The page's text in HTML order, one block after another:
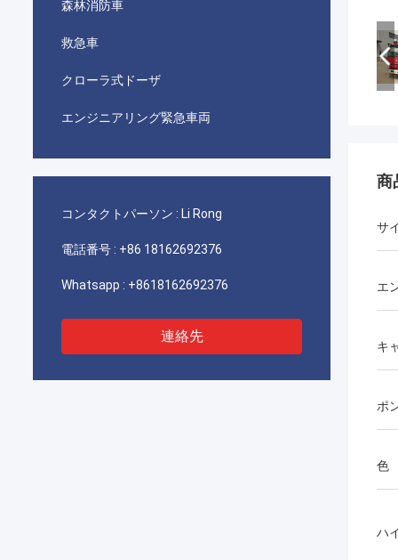
森林消防車
救急車
クローラ式ドーザ
エンジニアリング緊急車両
コンタクトパーソン : Li Rong
電話番号 : +86 18162692376
Whatsapp : +8618162692376
連絡先
商
サ
エ
キ
ポ
色
ハ